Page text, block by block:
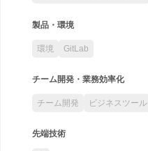
製品・環境
環境 GitLab
チーム開発・業務効率化
チーム開発 ビジネスツール
先端技術